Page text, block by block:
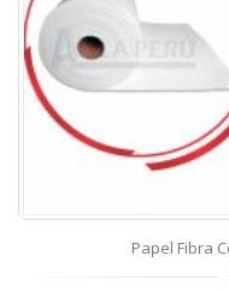
Papel Fibra